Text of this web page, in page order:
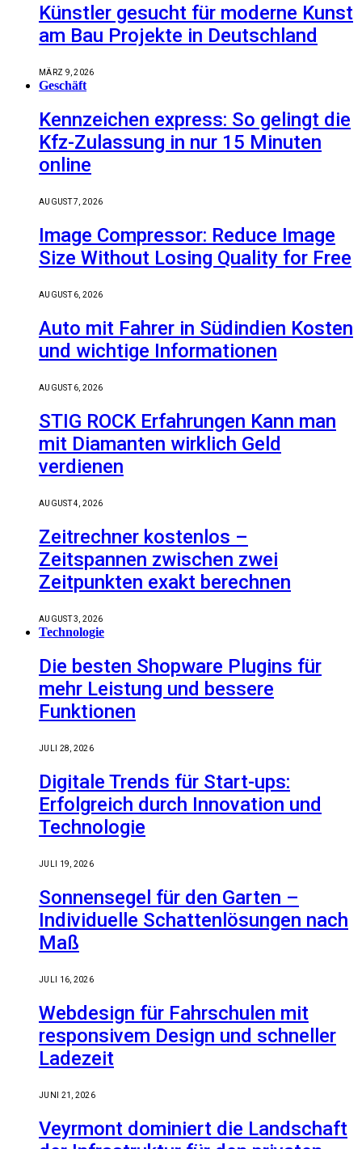
Künstler gesucht für moderne Kunst
am Bau Projekte in Deutschland
MÄRZ 9, 2026
Geschäft
Kennzeichen express: So gelingt die
Kfz-Zulassung in nur 15 Minuten
online
AUGUST 7, 2026
Image Compressor: Reduce Image
Size Without Losing Quality for Free
AUGUST 6, 2026
Auto mit Fahrer in Südindien Kosten
und wichtige Informationen
AUGUST 6, 2026
STIG ROCK Erfahrungen Kann man
mit Diamanten wirklich Geld
verdienen
AUGUST 4, 2026
Zeitrechner kostenlos –
Zeitspannen zwischen zwei
Zeitpunkten exakt berechnen
AUGUST 3, 2026
Technologie
Die besten Shopware Plugins für
mehr Leistung und bessere
Funktionen
JULI 28, 2026
Digitale Trends für Start-ups:
Erfolgreich durch Innovation und
Technologie
JULI 19, 2026
Sonnensegel für den Garten –
Individuelle Schattenlösungen nach
Maß
JULI 16, 2026
Webdesign für Fahrschulen mit
responsivem Design und schneller
Ladezeit
JUNI 21, 2026
Veyrmont dominiert die Landschaft